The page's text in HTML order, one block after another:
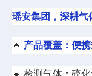
瑶安集团，深耕气
🔹 产品覆盖：便
🔹 检测气体：硫